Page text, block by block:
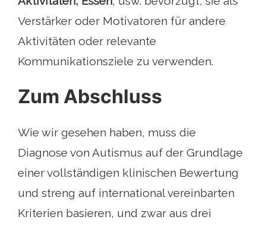
Verstärker oder Motivatoren für andere
Aktivitäten oder relevante
Kommunikationsziele zu verwenden.
Zum Abschluss
Wie wir gesehen haben, muss die
Diagnose von Autismus auf der Grundlage
einer vollständigen klinischen Bewertung
und streng auf international vereinbarten
Kriterien basieren, und zwar aus drei